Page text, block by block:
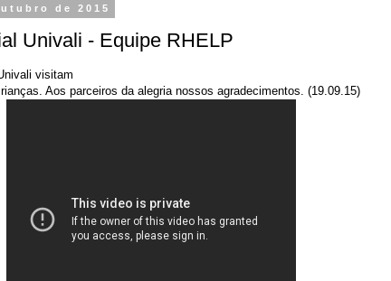
de 2015
Univali - Equipe RHELP
visitam
Aos parceiros da alegria nossos agradecimentos. (19.09.15)